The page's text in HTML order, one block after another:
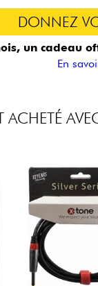
DONNEZ
un cadeau
En
ACHETÉ